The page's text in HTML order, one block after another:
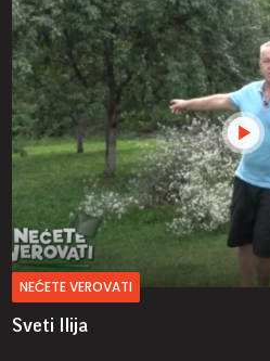
NEĆETE VEROVATI
Sveti Ilija